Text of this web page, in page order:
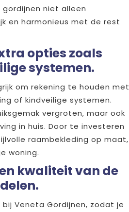
niet alleen
en harmonieus met de rest
opties zoals
systemen.
om rekening te houden met
of kindveilige systemen.
vergroten, maar ook
in huis. Door te investeren
raambekleding op maat,
woning.
kwaliteit van de
Veneta Gordijnen, zodat je